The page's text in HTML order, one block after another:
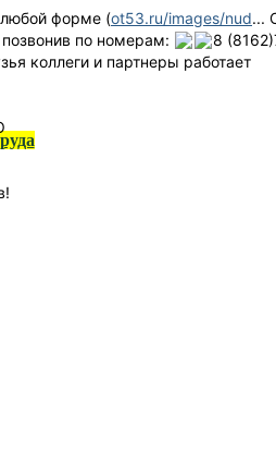
любой форме (ot53.ru/images/nud...
по номерам:
8
коллеги и партнеры работает